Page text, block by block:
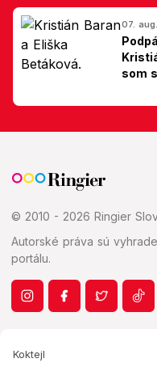
07.
som
© 2010 - 2026 Ringier
Autorské práva sú
portálu.
Koktejl